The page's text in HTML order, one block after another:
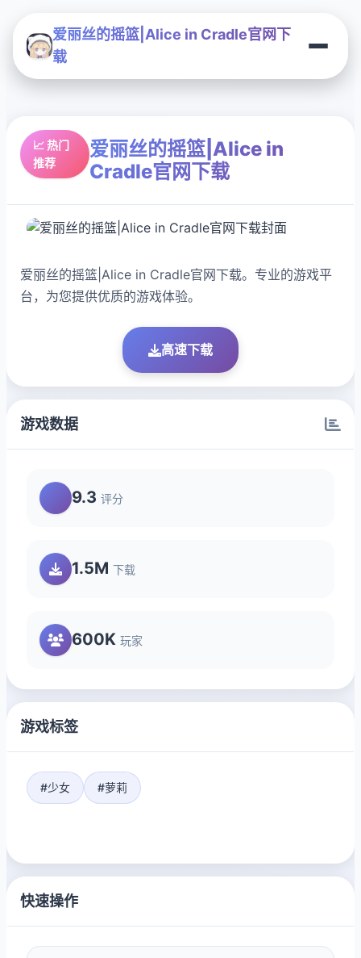
爱丽丝的摇篮|Alice in Cradle官网下
载
📈 热门
推荐
爱丽丝的摇篮|Alice in
Cradle官网下载
爱丽丝的摇篮|Alice in Cradle官网下载。专业的游戏平
台，为您提供优质的游戏体验。
高速下载
游戏数据
9.3 评分
1.5M 下载
600K 玩家
游戏标签
#少女 #萝莉
快速操作